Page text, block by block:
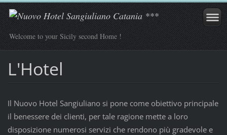
Welcome to your Sicily second Home !
L'Hotel
Il Nuovo Hotel Sangiuliano si pone come obiettivo principale
il benessere dei clienti, per tale ragione mette a loro
disposizione numerosi servizi che rendono più gradevole e